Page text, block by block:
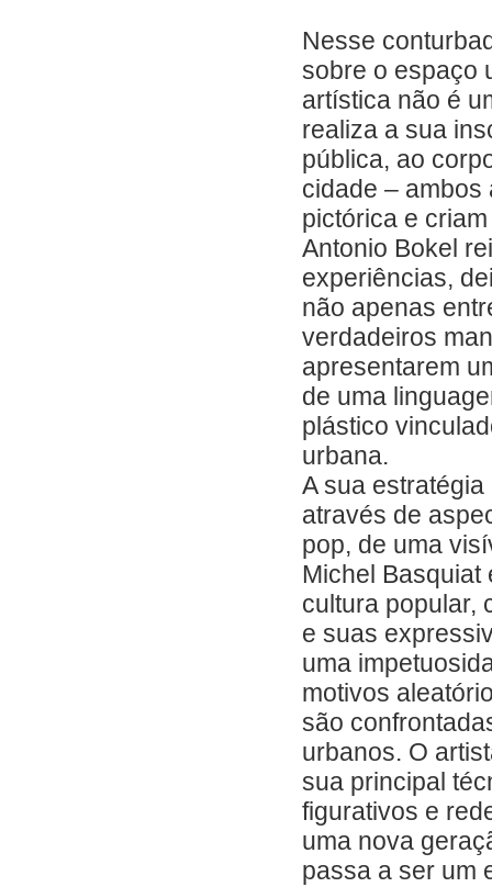
Nesse
sobre o espaço
artística não é
realiza a sua
pública, ao
cidade – ambos
pictórica e
Antonio Bokel
experiências,
não apenas
verdadeiros
apresentarem
de uma
plástico
urbana.
A sua
através de
pop, de uma
Michel Basquiat
cultura popular,
e suas
uma
motivos
são
urbanos. O
sua principal
figurativos e
uma nova
passa a ser um